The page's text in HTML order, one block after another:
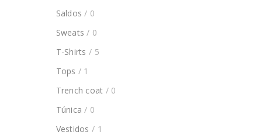
Saldos / 0
Sweats / 0
T-Shirts / 5
Tops / 1
Trench coat / 0
Túnica / 0
Vestidos / 1